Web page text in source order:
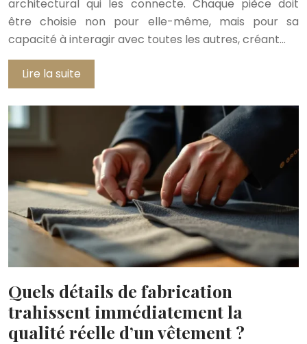
architectural qui les connecte. Chaque pièce doit
être choisie non pour elle-même, mais pour sa
capacité à interagir avec toutes les autres, créant…
Lire la suite
Quels détails de fabrication
trahissent immédiatement la
qualité réelle d’un vêtement ?